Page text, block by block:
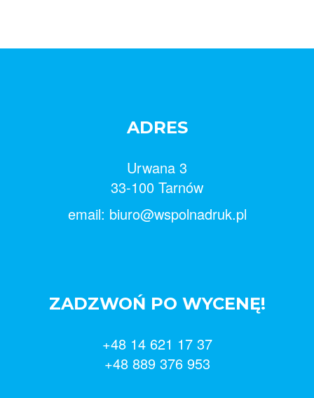
ADRES
Urwana 3
33-100 Tarnów
email: biuro@wspolnadruk.pl
ZADZWOŃ PO WYCENĘ!
+48 14 621 17 37
+48 889 376 953